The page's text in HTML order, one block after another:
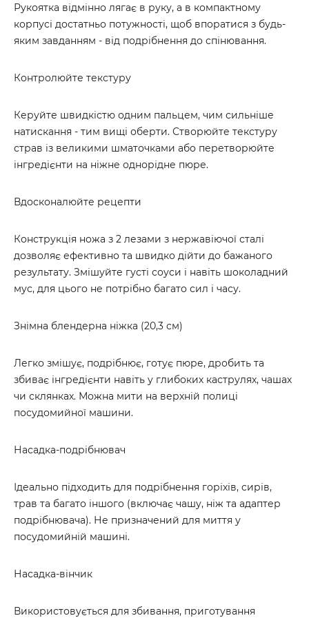
Рукоятка відмінно лягає в руку, а в компактному
корпусі достатньо потужності, щоб впоратися з будь-
яким завданням - від подрібнення до спінювання.
Контролюйте текстуру
Керуйте швидкістю одним пальцем, чим сильніше
натискання - тим вищі оберти. Створюйте текстуру
страв із великими шматочками або перетворюйте
інгредієнти на ніжне однорідне пюре.
Вдосконалюйте рецепти
Конструкція ножа з 2 лезами з нержавіючої сталі
дозволяє ефективно та швидко дійти до бажаного
результату. Змішуйте густі соуси і навіть шоколадний
мус, для цього не потрібно багато сил і часу.
Знімна блендерна ніжка (20,3 см)
Легко змішує, подрібнює, готує пюре, дробить та
збиває інгредієнти навіть у глибоких каструлях, чашах
чи склянках. Можна мити на верхній полиці
посудомийної машини.
Насадка-подрібнювач
Ідеально підходить для подрібнення горіхів, сирів,
трав та багато іншого (включає чашу, ніж та адаптер
подрібнювача). Не призначений для миття у
посудомийній машині.
Насадка-вінчик
Використовується для збивання, приготування